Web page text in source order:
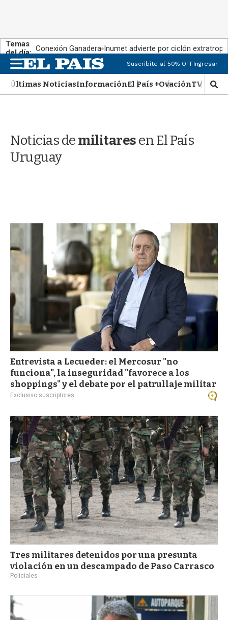
Temas
del día: Conexión Ganadera Inumet advierte por ciclón
M
e
n
u
Suscribite al 50% OFFIngresar
Últimas NoticiasInformaciónEl País +OvaciónTV Show
M
o
d
a
Noticias demilitaresen El País
Uruguay
Entrevista a Lecueder: el Mercosur "no
funciona", la inseguridad "favorece a los
shoppings" y el debate por el patrullaje militar
Exclusivo suscriptores
Tres militares detenidos por una presunta
violación en un descampado de Paso Carrasco
Policiales